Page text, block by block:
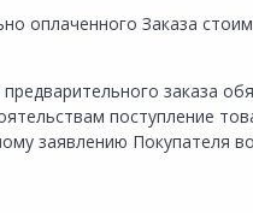
оплаченного Заказа
заказа
поступление
заявлению Покупателя